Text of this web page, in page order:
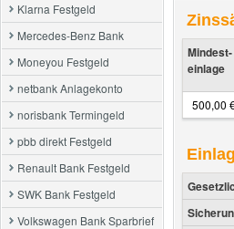
Klarna Festgeld
Mercedes-Benz Bank
Moneyou Festgeld
netbank Anlagekonto
norisbank Termingeld
pbb direkt Festgeld
Renault Bank Festgeld
SWK Bank Festgeld
Volkswagen Bank Sparbrief
Mindest-
einlage
500,00